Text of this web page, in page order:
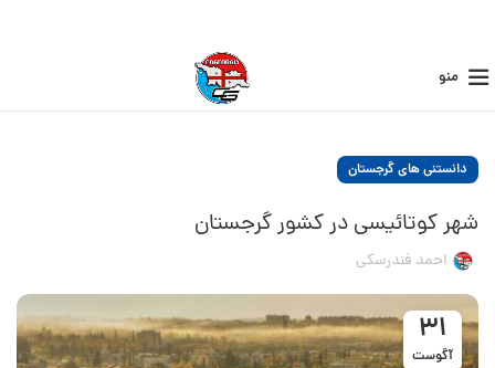
منو
دانستنی های گرجستان
شهر کوتائیسی در کشور گرجستان
احمد فندرسکی
31
آگوست